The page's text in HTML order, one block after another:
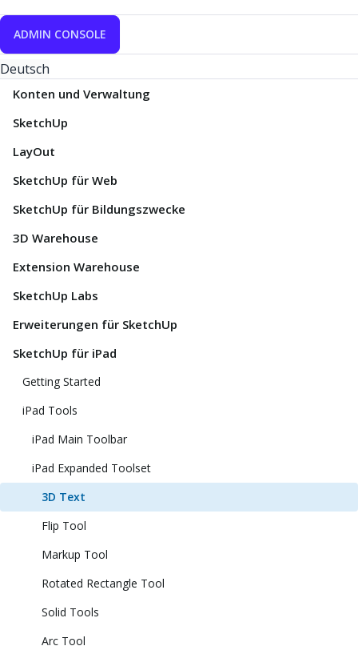
ADMIN CONSOLE
Deutsch
Konten und Verwaltung
SketchUp
LayOut
SketchUp für Web
SketchUp für Bildungszwecke
3D Warehouse
Extension Warehouse
SketchUp Labs
Erweiterungen für SketchUp
SketchUp für iPad
Getting Started
iPad Tools
iPad Main Toolbar
iPad Expanded Toolset
3D Text
Flip Tool
Markup Tool
Rotated Rectangle Tool
Solid Tools
Arc Tool